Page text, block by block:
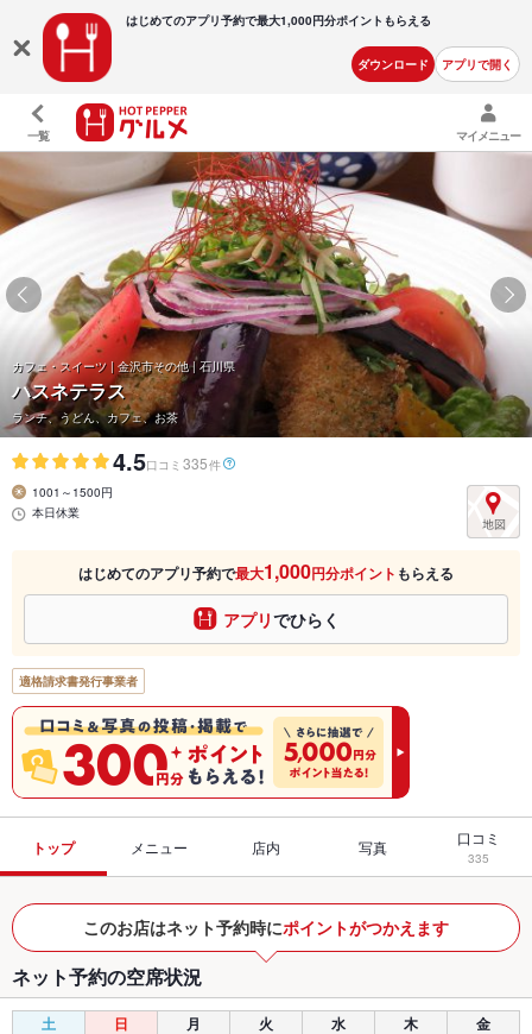
はじめてのアプリ予約で最大1,000円分ポイントもらえる
ダウンロード アプリで開く
一覧 マイメニュー
カフェ・スイーツ | 金沢市その他 | 石川県
ハスネテラス
ランチ、うどん、カフェ、お茶
4.5口コミ 335件
1001～1500円
本日休業
はじめてのアプリ予約で最大1,000円分ポイント もらえる
アプリでひらく
適格請求書発行事業者
トップ メニュー 店内 写真 口コミ
335
このお店はネット予約時にポイントがつかえます
ネット予約の空席状況
土 日 月 火 水 木 金